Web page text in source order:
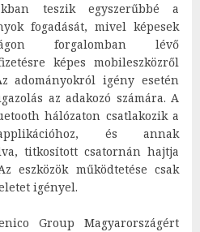
teszik egyszerűbbé a
fogadását, mivel képesek
forgalomban lévő
képes mobileszközről
adományokról igény esetén
az adakozó számára. A
hálózaton csatlakozik a
és annak
titkosított csatornán hajtja
eszközök működtetése csak
igényel.
Group Magyarországért